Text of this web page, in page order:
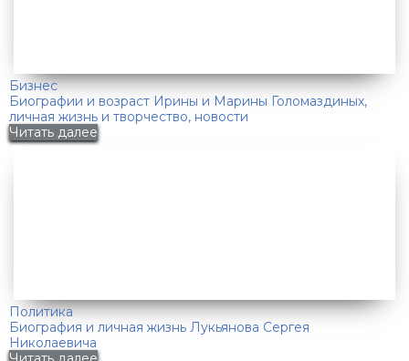
Бизнес
Биографии и возраст Ирины и Марины Голомаздиных,
личная жизнь и творчество, новости
Читать далее
Политика
Биография и личная жизнь Лукьянова Сергея
Николаевича